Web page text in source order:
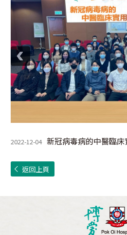
2022-12-04 新冠病毒病的中醫臨
返回上頁